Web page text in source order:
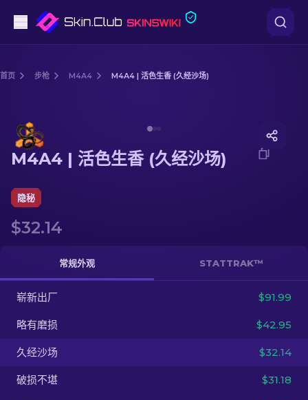
狙击步枪
手套
武器箱
其他
首页 步枪 M4A4 M4A4 | 活色生香 (久经沙场)
M4A4 | 活色生香 (久经沙场)
隐秘
$32.14
常规外观 STATTRAK™
崭新出厂 $91.99
略有磨损 $42.95
久经沙场 $32.14
破损不堪 $31.18